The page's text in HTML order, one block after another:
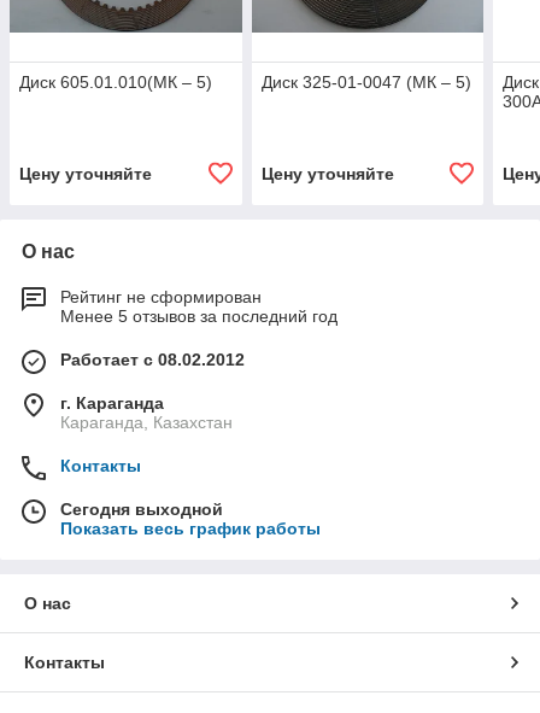
Диск 605.01.010(МК – 5)
Цену уточняйте
Диск 325-01-0047 (МК – 5)
Цену уточняйте
О нас
Рейтинг не сформирован
Менее 5 отзывов за последний год
Работает с 08.02.2012
г. Караганда
Караганда, Казахстан
Контакты
Сегодня выходной
Показать весь график работы
О нас
Контакты